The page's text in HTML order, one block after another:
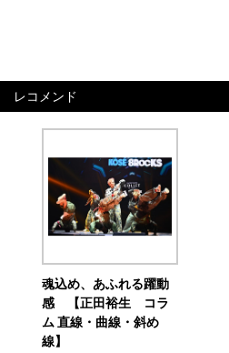
レコメンド
魂込め、あふれる躍動
感 【正田裕生 コラ
ム 直線・曲線・斜め
線】